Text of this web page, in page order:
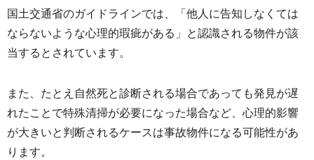
国土交通省のガイドラインでは、「他人に告知しなくては
ならないような心理的瑕疵がある」 と認識される物件が該
当するとされています。
また、 たとえ自然死と診断される場合であっても発見が遅
れたことで特殊清掃が必要になった場合など、 心理的影響
が大きいと判断されるケースは事故物件になる可能性があ
ります。